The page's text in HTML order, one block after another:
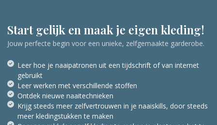
Start gelijk en maak je eigen kleding!
Jouw perfecte begin voor een unieke, zelfgemaakte garderobe.
Leer hoe je naaipatronen uit een tijdschrift of van internet
gebruikt
Leer werken met verschillende stoffen
Ontdek nieuwe naaitechnieken
Krijg steeds meer zelfvertrouwen in je naaiskills, door steeds
meer kledingstukken te maken